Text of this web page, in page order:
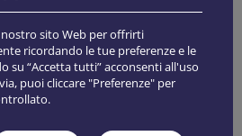
BONGIOVANNI
sito Web per offrirti
ricordando le tue preferenze e le
su “Accetta tutti” acconsenti all'uso
puoi cliccare "Preferenze" per